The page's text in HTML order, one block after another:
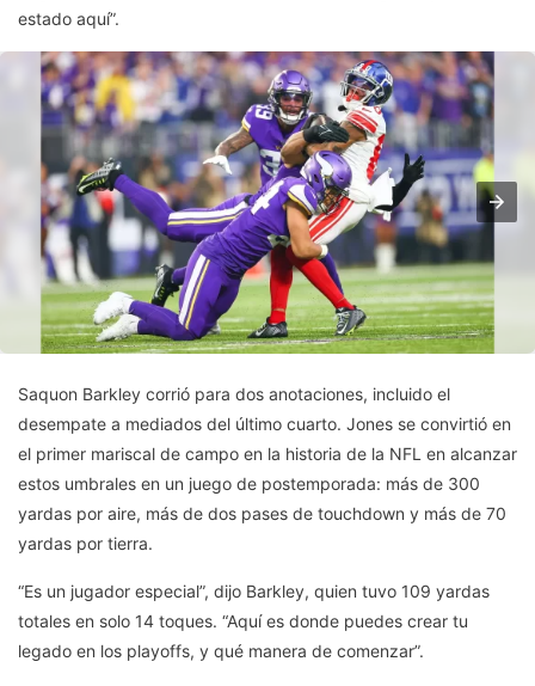
estado aquí”.
Saquon Barkley corrió para dos anotaciones, incluido el
desempate a mediados del último cuarto. Jones se convirtió en
el primer mariscal de campo en la historia de la NFL en alcanzar
estos umbrales en un juego de postemporada: más de 300
yardas por aire, más de dos pases de touchdown y más de 70
yardas por tierra.
“Es un jugador especial”, dijo Barkley, quien tuvo 109 yardas
totales en solo 14 toques. “Aquí es donde puedes crear tu
legado en los playoffs, y qué manera de comenzar”.